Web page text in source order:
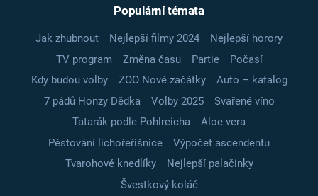
Populární témata
Jak zhubnout Nejlepší filmy 2024
Nejlepší horory
TV program
Změna času Partie
Počasí
Kdy budou volby
ZOO Nové začátky
Auto – katalog
7 pádů Honzy Dědka
Volby 2025
Svařené víno
Tatarák podle Pohlreicha
Aloe vera
Pěstování lichořeřišnice
Výpočet ascendentu
Tvarohové knedlíky
Nejlepší palačinky
Švestkový koláč